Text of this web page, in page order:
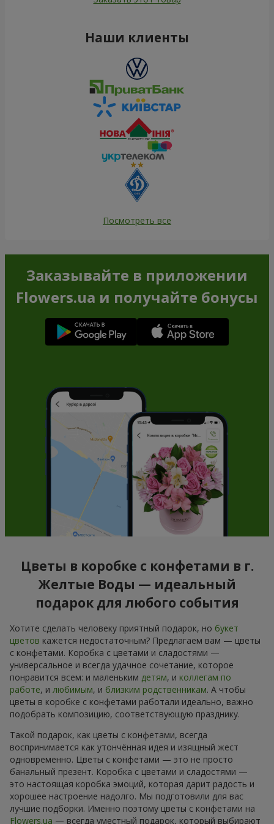
Наши клиенты
Посмотреть все
Заказывайте в приложении
Flowers.ua и получайте бонусы
Цветы в коробке с конфетами в г.
Желтые Воды — идеальный
подарок для любого события
Хотите сделать человеку приятный подарок, но букет
цветов кажется недостаточным? Предлагаем вам — цветы
с конфетами. Коробка с цветами и сладостями —
универсальное и всегда удачное сочетание, которое
понравится всем: и маленьким детям, и коллегам по
работе, и любимым, и близким родственникам. А чтобы
цветы в коробке с конфетами работали идеально, важно
подобрать композицию, соответствующую празднику.
Такой подарок, как цветы с конфетами, всегда
воспринимается как утончённая идея и изящный жест
одновременно. Цветы с конфетами — это не просто
банальный презент. Коробка с цветами и сладостями —
это настоящая коробка эмоций, которая дарит радость и
хорошее настроение надолго. Мы подготовили для вас
лучшие подборки. Именно поэтому цветы с конфетами на
Flowers.ua — всегда уместный подарок, который выбирают